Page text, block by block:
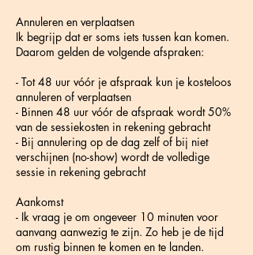
Annuleren en verplaatsen
Ik begrijp dat er soms iets tussen kan komen.
Daarom gelden de volgende afspraken:
- Tot 48 uur vóór je afspraak kun je kosteloos
annuleren of verplaatsen
- Binnen 48 uur vóór de afspraak wordt 50%
van de sessiekosten in rekening gebracht
- Bij annulering op de dag zelf of bij niet
verschijnen (no-show) wordt de volledige
sessie in rekening gebracht
Aankomst
- Ik vraag je om ongeveer 10 minuten voor
aanvang aanwezig te zijn. Zo heb je de tijd
om rustig binnen te komen en te landen.